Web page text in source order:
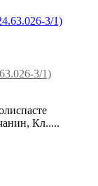
3/1)
Кл.....